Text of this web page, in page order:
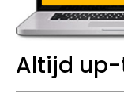
Altijd